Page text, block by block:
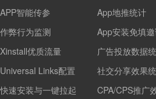
APP智能传参
作弊行为监测
Xinstall优质流量
Universal Links配置
快速安装与一键拉起
App地推统计
App安装免填
广告投放数据
社交分享效果
CPA/CPS推广